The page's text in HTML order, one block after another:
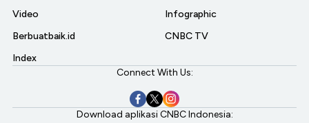
Video
Berbuatbaik.id
Index
Infographic
CNBC TV
Connect With Us:
Download aplikasi CNBC Indonesia: